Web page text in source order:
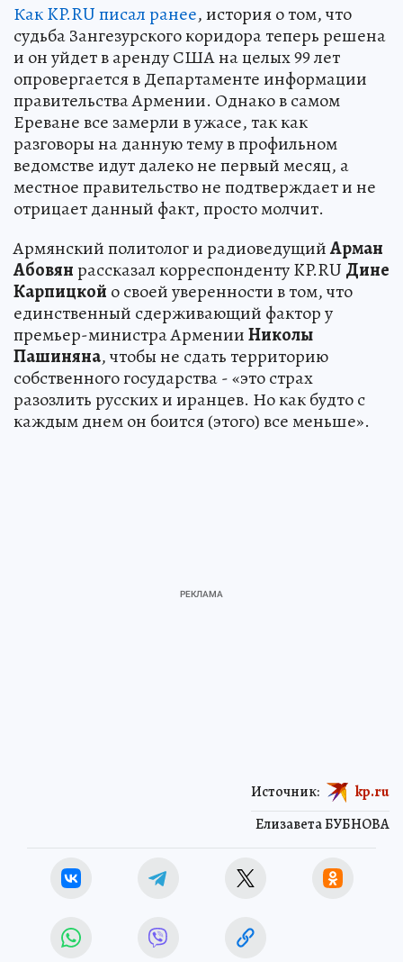
Как KP.RU писал ранее, история о том, что
судьба Зангезурского коридора теперь решена
и он уйдет в аренду США на целых 99 лет
опровергается в Департаменте информации
правительства Армении. Однако в самом
Ереване все замерли в ужасе, так как
разговоры на данную тему в профильном
ведомстве идут далеко не первый месяц, а
местное правительство не подтверждает и не
отрицает данный факт, просто молчит.
Армянский политолог и радиоведущийАрман
Абовянрассказал корреспонденту KP.RU Дине
Карпицкой о своей уверенности в том, что
единственный сдерживающий фактор у
премьер-министра АрменииНиколы
Пашиняна, чтобы не сдать территорию
собственного государства - «это страх
разозлить русских и иранцев. Но как будто с
каждым днем он боится (этого) все меньше».
Елизавета БУБНОВА
Источник: kp.ru